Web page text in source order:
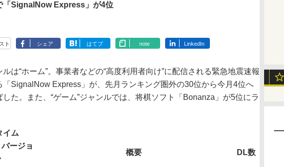
「SignalNow Express」が4位
ト シェア はてブ note LinkedIn
は“ホーム”。事業者などの“高度利用者向け”に配信される緊急地震速報
「SignalNow Express」が、先月ランキング圏外の30位から今月4位へ
た。また、“ゲーム”ジャンルでは、将棋ソフト「Bonanza」が5位にラ
イム
ージョ
概要 DL数